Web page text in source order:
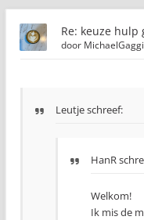
Re: keuze hulp
door
Leutje schreef:
HanR
Welkom!
Ik mis de